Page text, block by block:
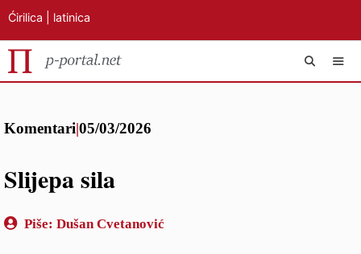
Ćirilica latinica
Komentari|05/03/2026
Slijepa sila
Piše: Dušan Cvetanović